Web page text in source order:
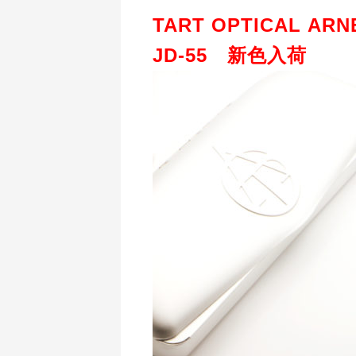
TART OPTICAL
JD-55 新色入荷